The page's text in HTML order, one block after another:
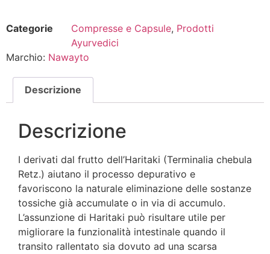
Categorie Compresse e Capsule, Prodotti
Ayurvedici
Marchio: Nawayto
Descrizione
Descrizione
I derivati dal frutto dell’Haritaki (Terminalia chebula
Retz.) aiutano il processo depurativo e
favoriscono la naturale eliminazione delle sostanze
tossiche già accumulate o in via di accumulo.
L’assunzione di Haritaki può risultare utile per
migliorare la funzionalità intestinale quando il
transito rallentato sia dovuto ad una scarsa